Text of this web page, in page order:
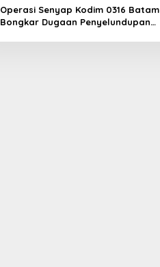
Operasi Senyap Kodim 0316 Batam
Bongkar Dugaan Penyelundupan